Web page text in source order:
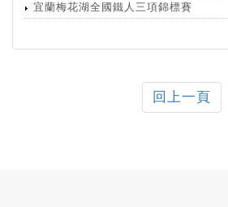
宜蘭梅花湖全國鐵人三項錦標賽
回上一頁